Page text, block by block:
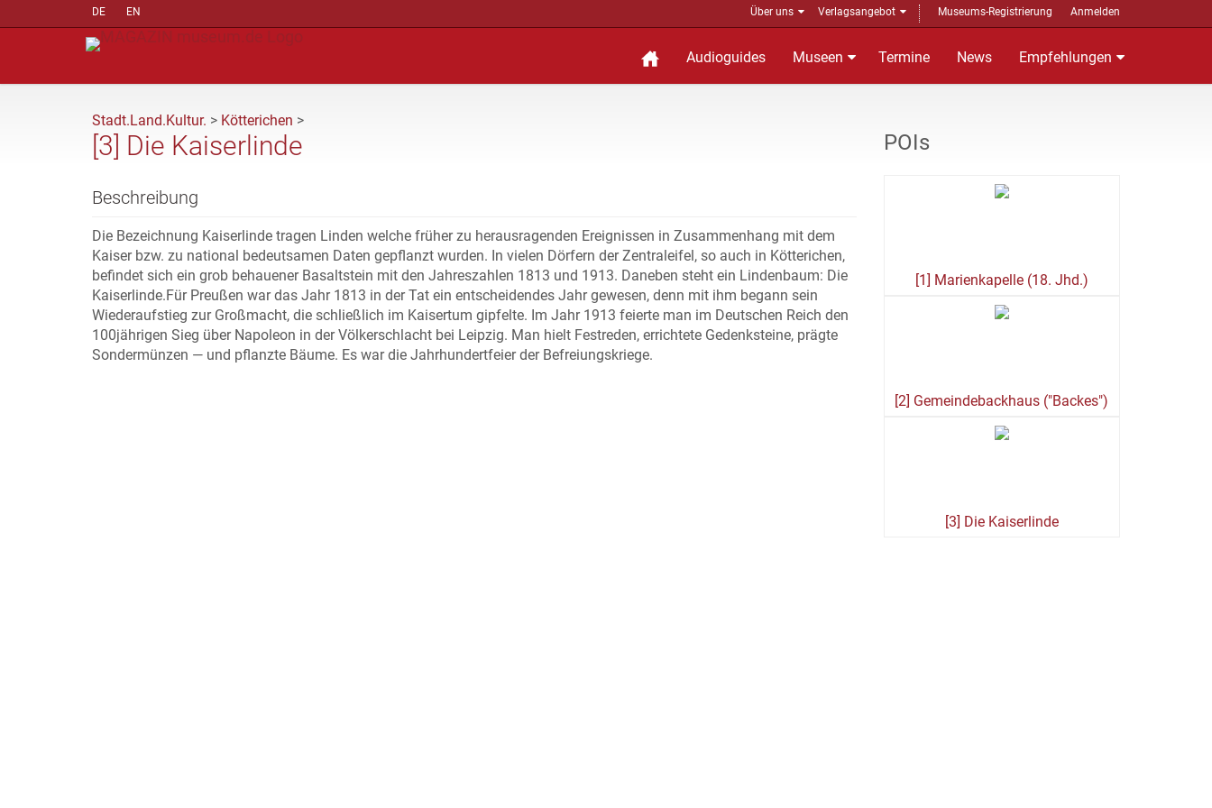
DE EN Über uns Verlagsangebot Museums-Registrierung Anmelden
Audioguides Museen Termine News Empfehlungen
Stadt.Land.Kultur. > Kötterichen >
[3] Die Kaiserlinde
Beschreibung
Die Bezeichnung Kaiserlinde tragen Linden welche früher zu herausragenden Ereignissen in Zusammenhang mit dem
Kaiser bzw. zu national bedeutsamen Daten gepflanzt wurden. In vielen Dörfern der Zentraleifel, so auch in Kötterichen,
befindet sich ein grob behauener Basaltstein mit den Jahreszahlen 1813 und 1913. Daneben steht ein Lindenbaum: Die
Kaiserlinde.Für Preußen war das Jahr 1813 in der Tat ein entscheidendes Jahr gewesen, denn mit ihm begann sein
Wiederaufstieg zur Großmacht, die schließlich im Kaisertum gipfelte. Im Jahr 1913 feierte man im Deutschen Reich den
100jährigen Sieg über Napoleon in der Völkerschlacht bei Leipzig. Man hielt Festreden, errichtete Gedenksteine, prägte
Sondermünzen — und pflanzte Bäume. Es war die Jahrhundertfeier der Befreiungskriege.
POIs
[1] Marienkapelle (18. Jhd.)
[2] Gemeindebackhaus ("Backes")
[3] Die Kaiserlinde